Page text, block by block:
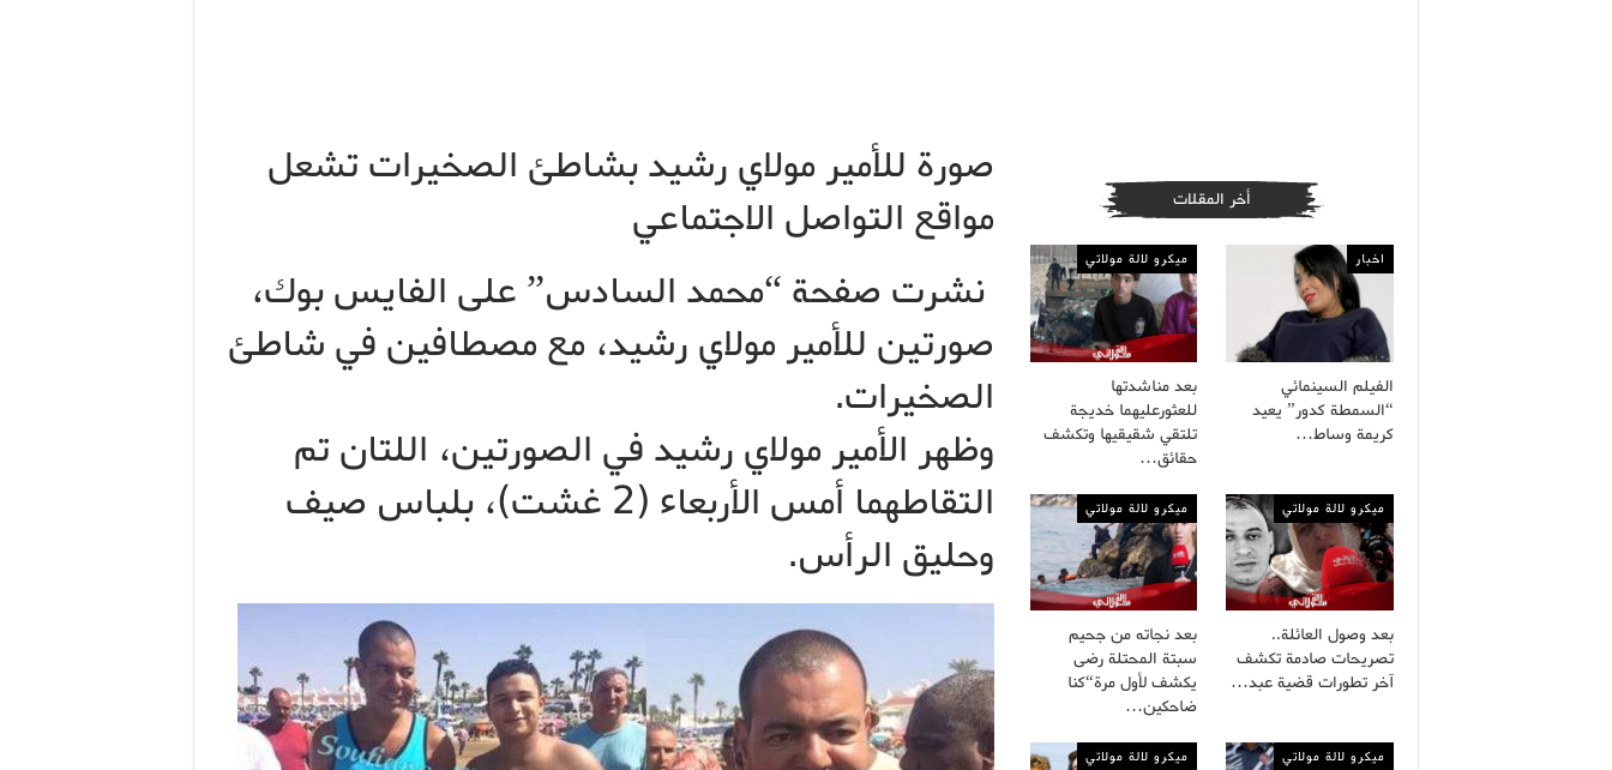
صورة للأمير مولاي رشيد بشاطئ الصخيرات تشعل
مواقع التواصل الاجتماعي
نشرت صفحة “محمد السادس” على الفايس بوك،
صورتين للأمير مولاي رشيد، مع مصطافين في شاطئ
الصخيرات.
وظهر الأمير مولاي رشيد في الصورتين، اللتان تم
التقاطهما أمس الأربعاء (2 غشت)، بلباس صيف
وحليق الرأس.
أخر المقلات
اخبار
الفيلم السينمائي
“السمطة كدور” يعيد
كريمة وساط…
ميكرو لالة مولاتي
بعد مناشدتها
للعثورعليهما خديجة
تلتقي شقيقيها وتكشف
حقائق…
ميكرو لالة مولاتي
بعد وصول العائلة..
تصريحات صادمة تكشف
آخر تطورات قضية عبد…
ميكرو لالة مولاتي
بعد نجاته من جحيم
سبتة المحتلة رضى
يكشف لأول مرة“كنا
ضاحكين…
ميكرو لالة مولاتي ميكرو لالة مولاتي